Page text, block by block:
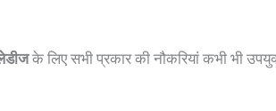
के लिए सभी प्रकार की नौकरियां कभी भी